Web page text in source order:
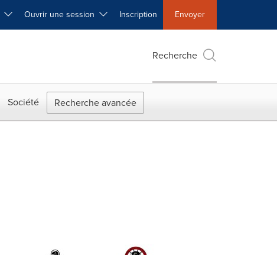
Ouvrir une session Inscription Envoyer
Recherche
Société Recherche avancée